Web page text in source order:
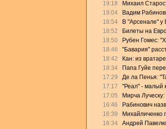
19:18
Михаил
19:04
Вадим
18:54
В "Арсенале" у
18:52
Билеты на
18:50
Рубен Гомес:
18:46
"Бавария"
18:42
Кан: из
18:34
Папа Гуйе
17:29
Де ла Пенья:
17:17
"Реал" - малый
17:05
Мирча
16:46
Рабинович
16:39
Михайличенко
16:34
Андрей